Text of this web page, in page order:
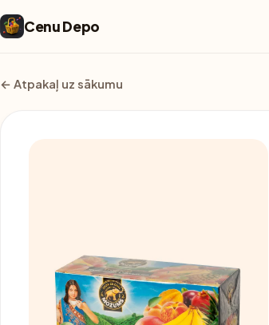
Cenu Depo
← Atpakaļ uz sākumu